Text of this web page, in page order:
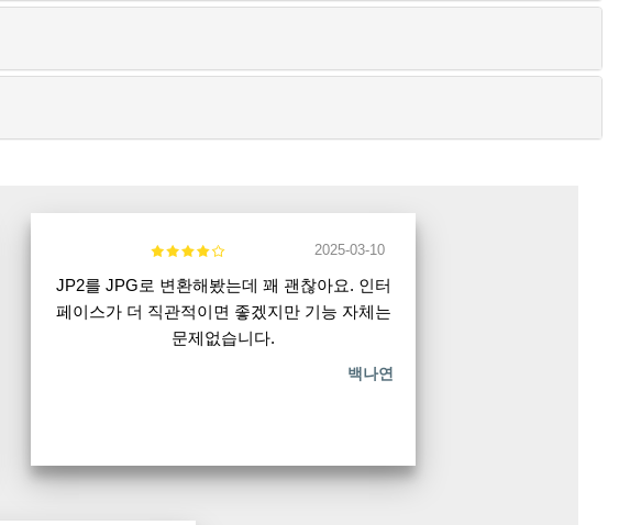
2025-03-10
JP2를 JPG로 변환해봤는데 꽤 괜찮아요. 인터
페이스가 더 직관적이면 좋겠지만 기능 자체는
문제없습니다.
백나연